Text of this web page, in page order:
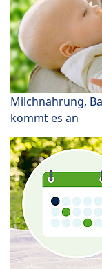
Milchnahrung,
kommt es an